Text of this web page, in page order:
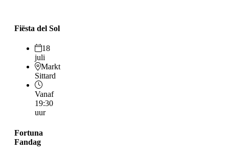
Fiësta del Sol
18
juli
Markt
Sittard
Vanaf
19:30
uur
Fortuna
Fandag